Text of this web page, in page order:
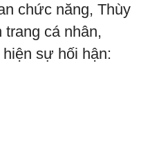
chức năng, Thùy
trang cá nhân,
sự hối hận: